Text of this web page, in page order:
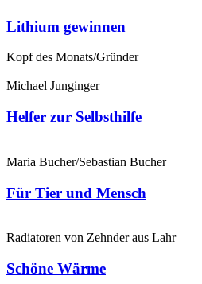
Lithium gewinnen
Kopf des Monats/Gründer
Michael Junginger
Helfer zur Selbsthilfe
Maria Bucher/Sebastian Bucher
Für Tier und Mensch
Radiatoren von Zehnder aus Lahr
Schöne Wärme